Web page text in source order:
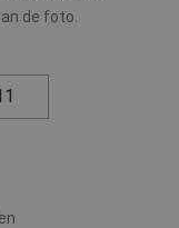
de foto.